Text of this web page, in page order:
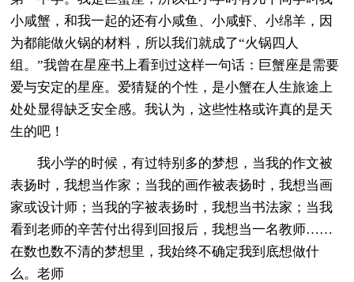
小咸蟹，和我一起的还有小咸鱼、小咸虾、小绵羊，因
为都能做火锅的材料，所以我们就成了“火锅四人
组。”我曾在星座书上看到过这样一句话：巨蟹座是需要
爱与安定的星座。爱猜疑的个性，是小蟹在人生旅途上
处处显得缺乏安全感。我认为，这些性格或许真的是天
生的吧！
我小学的时候，有过特别多的梦想，当我的作文被
表扬时，我想当作家；当我的画作被表扬时，我想当画
家或设计师；当我的字被表扬时，我想当书法家；当我
看到老师的辛苦付出得到回报后，我想当一名教师……
在数也数不清的梦想里，我始终不确定我到底想做什
么。老师